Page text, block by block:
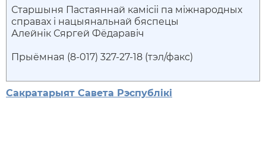
Старшыня Пастаяннай камісіі па міжнародных
справах і нацыянальнай бяспецы
Алейнік Сяргей Фёдаравіч
Прыёмная (8-017) 327-27-18 (тэл/факс)
Сакратарыят Савета Рэспублікі